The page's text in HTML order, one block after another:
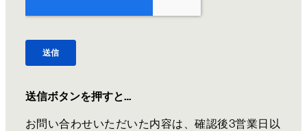
送信ボタンを押すと…
お問い合わせいただいた内容は、確認後3営業日以